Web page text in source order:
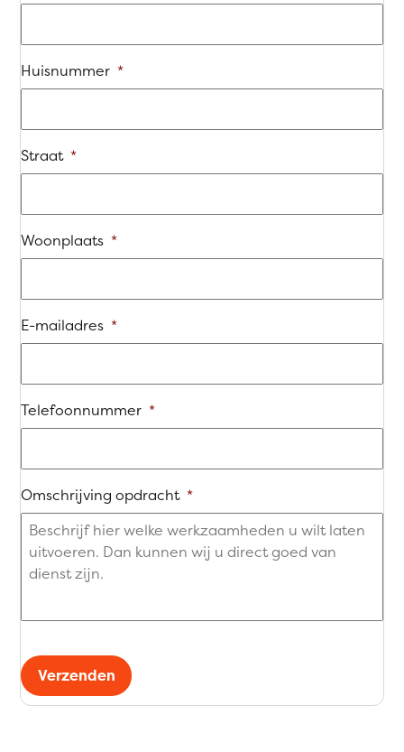
Huisnummer *
Straat *
Woonplaats *
E-mailadres *
Telefoonnummer *
Omschrijving opdracht *
Verzenden